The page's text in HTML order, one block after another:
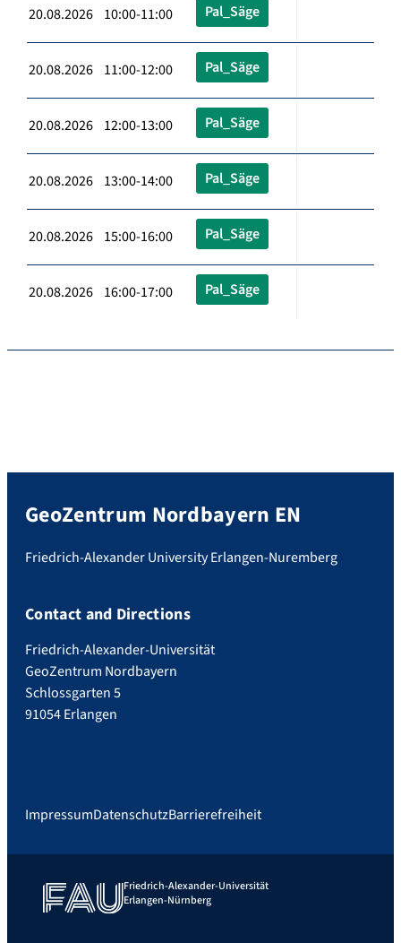
20.08.2026 10:00-11:00 Pal_Säge
20.08.2026 11:00-12:00 Pal_Säge
20.08.2026 12:00-13:00 Pal_Säge
20.08.2026 13:00-14:00 Pal_Säge
20.08.2026 15:00-16:00 Pal_Säge
20.08.2026 16:00-17:00 Pal_Säge
GeoZentrum Nordbayern EN
Friedrich-Alexander University Erlangen-Nuremberg
Contact and Directions
Friedrich-Alexander-Universität
GeoZentrum Nordbayern
Schlossgarten 5
91054 Erlangen
ImpressumDatenschutzBarrierefreiheit
Friedrich-Alexander-Universität
Erlangen-Nürnberg